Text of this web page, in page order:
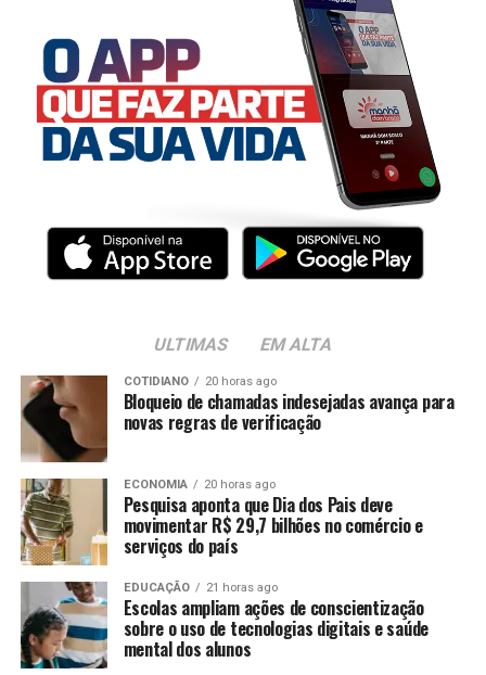
ULTIMAS EM ALTA
COTIDIANO 20 horas ago
Bloqueio de chamadas indesejadas avança para
novas regras de verificação
ECONOMIA 20 horas ago
Pesquisa aponta que Dia dos Pais deve
movimentar R$ 29,7 bilhões no comércio e
serviços do país
EDUCAÇÃO 21 horas ago
Escolas ampliam ações de conscientização
sobre o uso de tecnologias digitais e saúde
mental dos alunos